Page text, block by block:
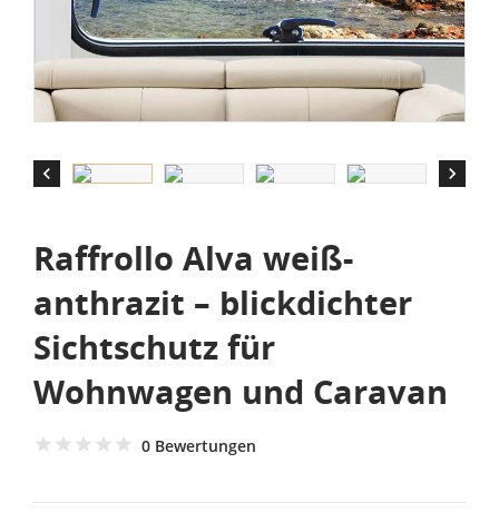
 
Raffrollo Alva weiß-
anthrazit – blickdichter
Sichtschutz für
Wohnwagen und Caravan
0 Bewertungen